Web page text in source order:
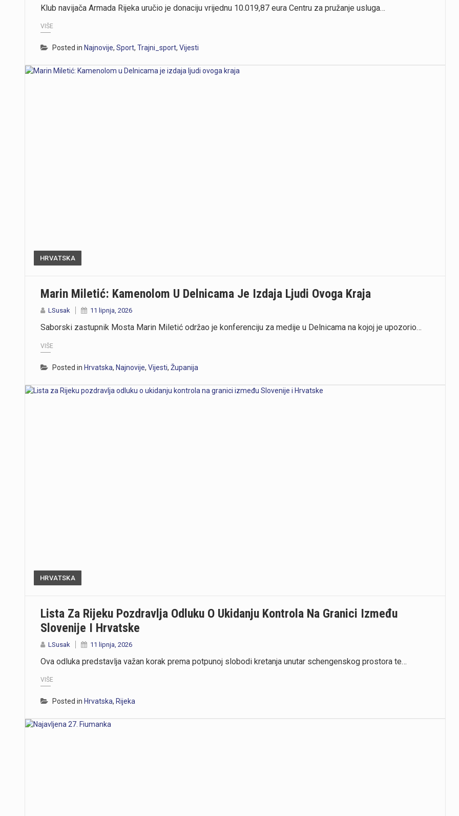
Klub navijača Armada Rijeka uručio je donaciju vrijednu 10.019,87 eura Centru za pružanje usluga…
VIŠE
Posted in Najnovije, Sport, Trajni_sport, Vijesti
HRVATSKA
Marin Miletić: Kamenolom U Delnicama Je Izdaja Ljudi Ovoga Kraja
LSusak 11 lipnja, 2026
Saborski zastupnik Mosta Marin Miletić održao je konferenciju za medije u Delnicama na kojoj je upozorio…
VIŠE
Posted in Hrvatska, Najnovije, Vijesti, Županija
HRVATSKA
Lista Za Rijeku Pozdravlja Odluku O Ukidanju Kontrola Na Granici Između
Slovenije I Hrvatske
LSusak 11 lipnja, 2026
Ova odluka predstavlja važan korak prema potpunoj slobodi kretanja unutar schengenskog prostora te…
VIŠE
Posted in Hrvatska, Rijeka